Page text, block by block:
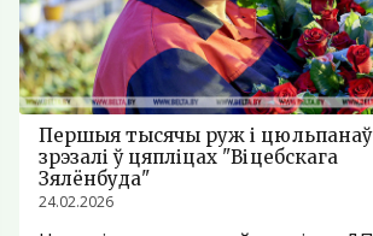
Першыя тысячы руж і цюльпанаў
зрэзалі ў цяпліцах "Віцебскага
Зялёнбуда"
24.02.2026